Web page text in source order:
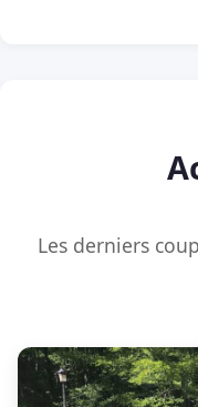
Les derniers